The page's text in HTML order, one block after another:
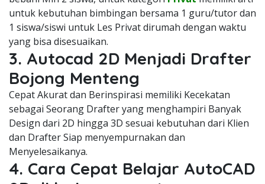
untuk kebutuhan bimbingan bersama 1 guru/tutor dan
1 siswa/siswi untuk Les Privat dirumah dengan waktu
yang bisa disesuaikan.
3. Autocad 2D Menjadi Drafter
Bojong Menteng
Cepat Akurat dan Berinspirasi memiliki Kecekatan
sebagai Seorang Drafter yang menghampiri Banyak
Design dari 2D hingga 3D sesuai kebutuhan dari Klien
dan Drafter Siap menyempurnakan dan
Menyelesaikanya.
4. Cara Cepat Belajar AutoCAD